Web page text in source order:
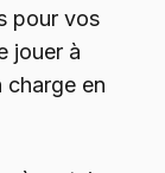
pour vos
jouer à
charge en